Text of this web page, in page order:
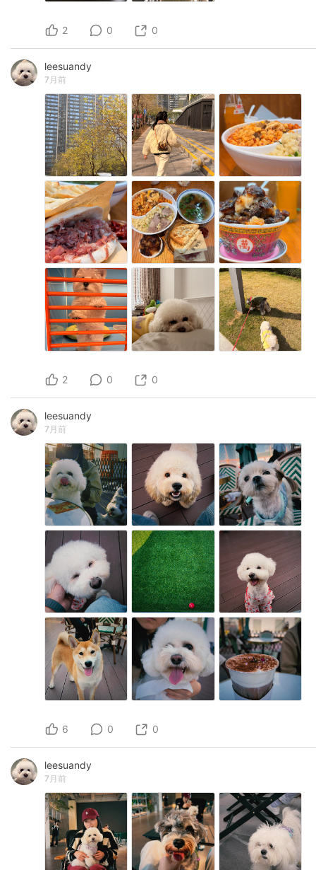
2 0 0
leesuandy
7月前
2 0 0
leesuandy
7月前
6 0 0
leesuandy
7月前